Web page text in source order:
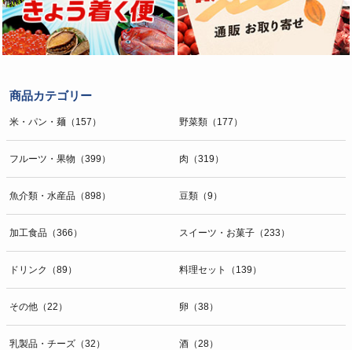
商品カテゴリー
米・パン・麺（157） 野菜類（177）
フルーツ・果物（399） 肉（319）
魚介類・水産品（898） 豆類（9）
加工食品（366） スイーツ・お菓子（233）
ドリンク（89） 料理セット（139）
その他（22） 卵（38）
乳製品・チーズ（32） 酒（28）